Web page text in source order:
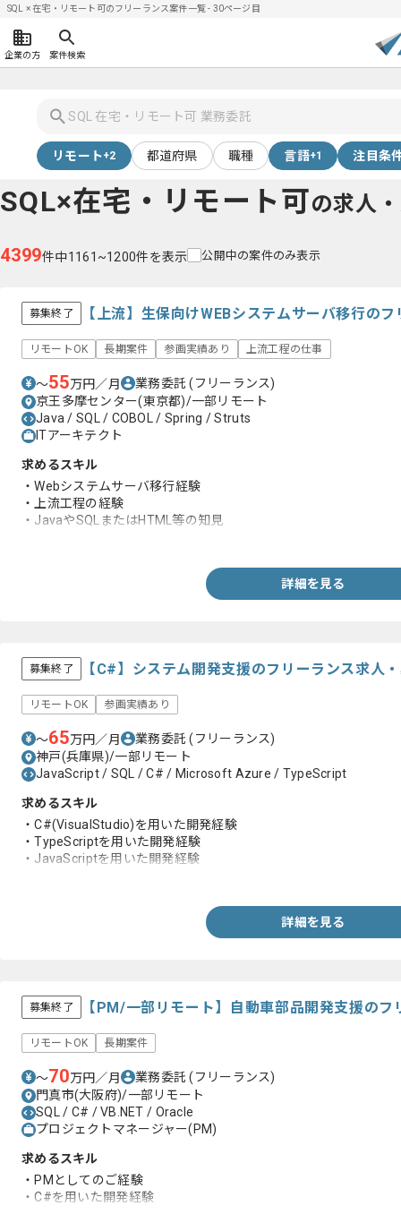
SQL × 在宅・リモート可のフリーランス案件一覧 - 30ページ目
企業の方 案件検索
リモート+2 都道府県 職種 言語+1 注目条
SQL×在宅・リモート可の求人
4399件中1161~1200件を表示 公開中の案件のみ表示
募集終了 【上流】生保向けWEBシステムサーバ移行の
リモートOK 長期案件 参画実績あり 上流工程の仕事
〜55万円／月 業務委託(フリーランス)
京王多摩センター(東京都)/一部リモート
Java / SQL / COBOL / Spring / Struts
ITアーキテクト
求めるスキル
・Webシステムサーバ移行経験
・上流工程の経験
・JavaやSQLまたはHTML等の知見
詳細を見る
募集終了 【C#】システム開発支援のフリーランス求人
リモートOK 参画実績あり
〜65万円／月 業務委託(フリーランス)
神戸(兵庫県)/一部リモート
JavaScript / SQL / C# / Microsoft Azure / TypeScript
求めるスキル
・C#(VisualStudio)を用いた開発経験
・TypeScriptを用いた開発経験
・JavaScriptを用いた開発経験
詳細を見る
募集終了 【PM/一部リモート】自動車部品開発支援の
リモートOK 長期案件
〜70万円／月 業務委託(フリーランス)
門真市(大阪府)/一部リモート
SQL / C# / VB.NET / Oracle
プロジェクトマネージャー(PM)
求めるスキル
・PMとしてのご経験
・C#を用いた開発経験